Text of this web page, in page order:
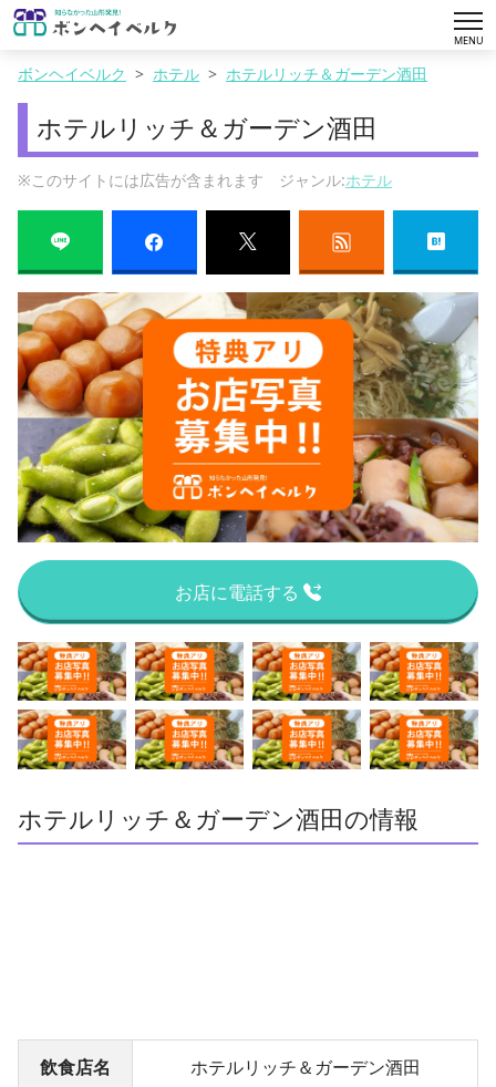
MENU
ボンヘイベルク ホテル ホテルリッチ＆ガーデン酒田
ホテルリッチ＆ガーデン酒田
※このサイトには広告が含まれます ジャンル:ホテル
お店に電話する
ホテルリッチ＆ガーデン酒田の情報
飲食店名 ホテルリッチ＆ガーデン酒田